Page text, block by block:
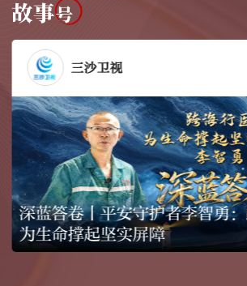
三沙卫视
深蓝答卷丨平安守护者李智勇
为生命撑起坚实屏障